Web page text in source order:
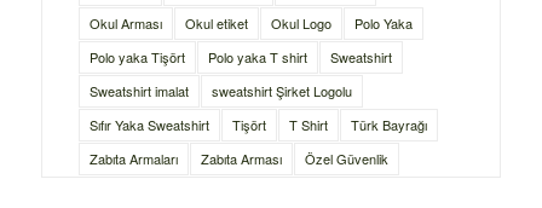
Okul Arması
Okul etiket Okul Logo
Polo Yaka
Polo yaka Tişört
Polo yaka T shirt
Sweatshirt
Sweatshirt imalat
sweatshirt Şirket Logolu
Sıfır Yaka Sweatshirt
Tişört T Shirt
Türk Bayrağı
Zabıta Armaları
Zabıta Arması Özel Güvenlik